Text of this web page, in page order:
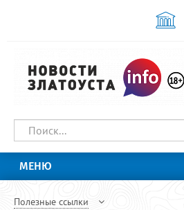
МЕНЮ
Полезные ссылки